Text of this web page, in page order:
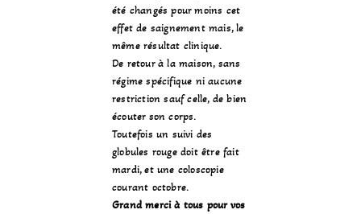
été changés pour moins cet
effet de saignement mais, le
même résultat clinique.
De retour à la maison, sans
régime spécifique ni aucune
restriction sauf celle, de bien
écouter son corps.
Toutefois un suivi des
globules rouge doit être fait
mardi, et une coloscopie
courant octobre.
Grand merci à tous pour vos